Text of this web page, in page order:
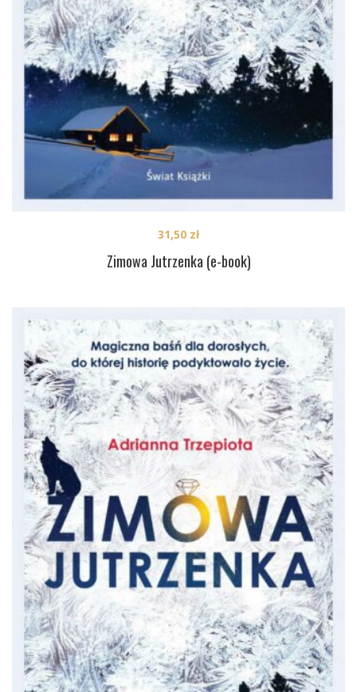
Zimowa Jutrzenka (e-book)
31,50 zł